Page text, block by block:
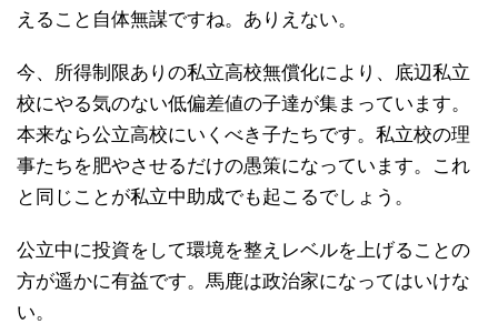
えること自体無謀ですね。ありえない。
今、所得制限ありの私立高校無償化により、底辺私立
校にやる気のない低偏差値の子達が集まっています。
本来なら公立高校にいくべき子たちです。私立校の理
事たちを肥やさせるだけの愚策になっています。これ
と同じことが私立中助成でも起こるでしょう。
公立中に投資をして環境を整えレベルを上げることの
方が遥かに有益です。馬鹿は政治家になってはいけな
い。